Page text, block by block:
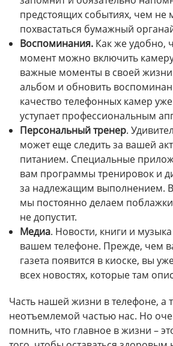
предстоящих событиях, чем не
похвастаться бумажный
Воспоминания. Как же удобно,
момент можно включить
важные моменты в своей
альбом и обновить
качество телефонных камер
уступает профессиональным
Персональный тренер.
может еще следить за вашей
питанием. Специальные
вам программы тренировок и
за надлежащим выполнением.
мы постоянно делаем
не допустит.
Медиа. Новости, книги и
вашем телефоне. Прежде, чем
газета появится в киоске, вы
всех новостях, которые там
Часть нашей жизни в телефоне, а
неотъемлемой частью нас. Но
помнить, что главное в жизни –